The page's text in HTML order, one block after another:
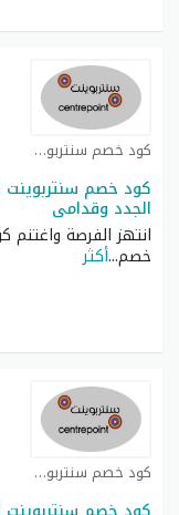
كود خصم سنتربوينت كوبون
كود خصم سنتربوينت
الجدد وقدامى
خصم...أكثر
كود خصم سنتربوينت كوبون